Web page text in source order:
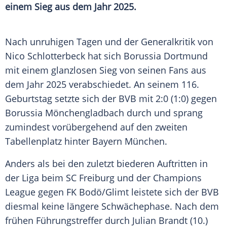
einem Sieg aus dem Jahr 2025.
Nach unruhigen Tagen und der Generalkritik von
Nico Schlotterbeck hat sich Borussia Dortmund
mit einem glanzlosen Sieg von seinen Fans aus
dem Jahr 2025 verabschiedet. An seinem 116.
Geburtstag setzte sich der BVB mit 2:0 (1:0) gegen
Borussia Mönchengladbach durch und sprang
zumindest vorübergehend auf den zweiten
Tabellenplatz hinter Bayern München.
Anders als bei den zuletzt biederen Auftritten in
der Liga beim SC Freiburg und der Champions
League gegen FK Bodö/Glimt leistete sich der BVB
diesmal keine längere Schwächephase. Nach dem
frühen Führungstreffer durch Julian Brandt (10.)